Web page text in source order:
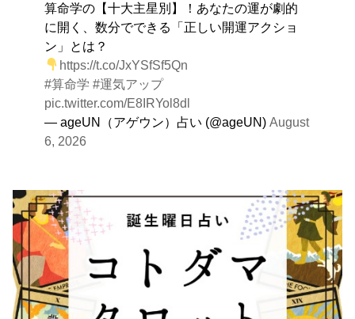
算命学の【十大主星別】！あなたの運が劇的
に開く、数分でできる「正しい開運アクショ
ン」とは？
https://t.co/JxYSfSf5Qn
#算命学 #運気アップ
pic.twitter.com/E8IRYol8dl
— ageUN（アゲウン）占い (@ageUN)August
6, 2026